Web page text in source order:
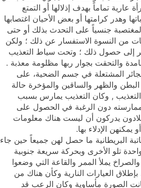
تماماً بهدف إذلالها أو التمتع
وهدر كرامتها أو بعض الأحيان اغتصابها
جنسياً على التحدث بذلك أو حتى
من النسوة الاستفسار عن ذلك ؛ ولكن
إلى حصول ذلك ؛ وتحت سياط التعذيب
والتحقت بجوار ربها مظلومة معذبة .
المشتعلة في جسم الضحية، على
والظهر والساقين والمؤخرة حالة
, وكان التعذيب يمارس بسبب
دون الرغبة في الحصول على
يدركون أن ليست هناك معلومات
الإدلاء بها.
البريطانية ما حصل لهن جميعاً حين جاء
تلو الأخرى وبحركة سريعة جنوبية
يملأ الممر والقاعة التي وضعوا
العيارات النارية وكأن هناك من
الصورة مأساوية وكان الرعب قد